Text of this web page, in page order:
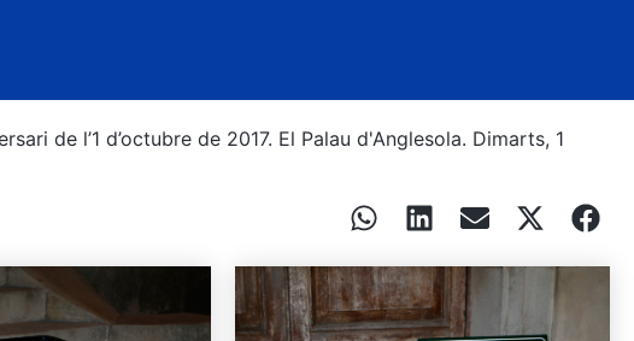
de l’1 d’octubre de 2017. El Palau d'Anglesola. Dimarts, 1